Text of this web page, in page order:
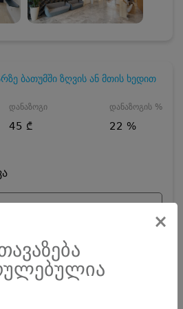
×
ბათუმში ზღვის ან მთის ხედით
დანაზოგი
45 ₾
დანაზოგის %
22 %
ზრდასრული